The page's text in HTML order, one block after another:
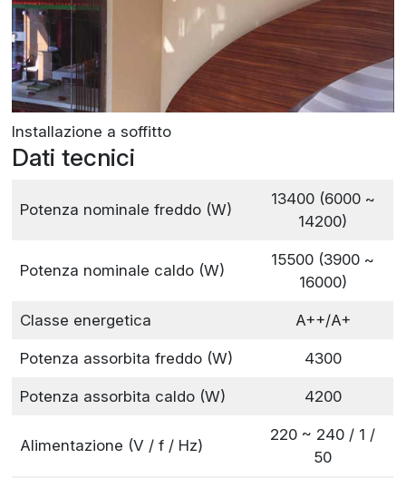
Installazione a soffitto
Dati tecnici
Potenza nominale freddo (W)
13400 (6000 ~
14200)
Potenza nominale caldo (W)
15500 (3900 ~
16000)
Classe energetica A++/A+
Potenza assorbita freddo (W) 4300
Potenza assorbita caldo (W) 4200
Alimentazione (V / f / Hz)
220 ~ 240 / 1 /
50